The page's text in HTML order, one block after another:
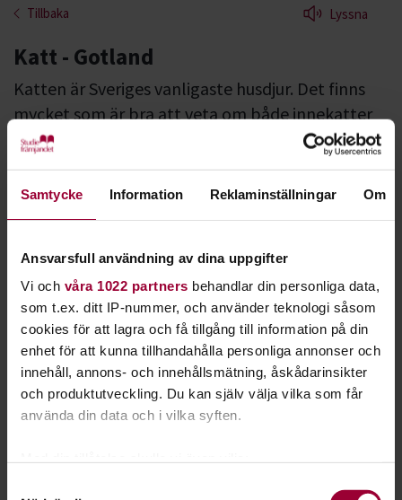
Samtycke Information Reklaminställningar Om
Ansvarsfull användning av dina uppgifter
Vi och våra 1022 partners behandlar din personliga data,
som t.ex. ditt IP-nummer, och använder teknologi såsom
cookies för att lagra och få tillgång till information på din
enhet för att kunna tillhandahålla personliga annonser och
innehåll, annons- och innehållsmätning, åskådarinsikter
och produktutveckling. Du kan själv välja vilka som får
använda din data och i vilka syften.
Tillbaka Lyssna
Katt - Gotland
Katten är Sveriges vanligaste husdjur. Det finns
mycket som är bra att veta om både innekatter
och utekatter för att de ska må bra och trivas
hemma hos dig.
En katt mår bra om den får röra på sig och får utlopp för sina
naturliga beteenden men hur ska det gå till inomhus? Och
visste du att du kan träna katten att inte angripa fåglar och
andra smådjur?
Ja, det finns många frågor för en kattägare att fundera över.
Det kommer hela tiden ny kunskap om hur man kan
kommunicera med sin katt och se till att den får stimulans
den behöver.